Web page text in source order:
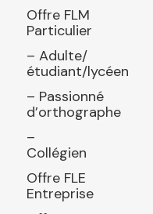
Offre FLM
Particulier
– Adulte/
étudiant/lycéen
– Passionné
d’orthographe
–
Collégien
Offre FLE
Entreprise